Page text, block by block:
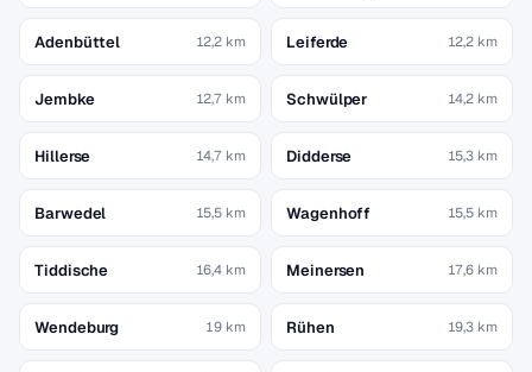
Adenbüttel 12,2 km Leiferde 12,2 km
Jembke 12,7 km Schwülper 14,2 km
Hillerse 14,7 km Didderse 15,3 km
Barwedel 15,5 km Wagenhoff 15,5 km
Tiddische 16,4 km Meinersen 17,6 km
Wendeburg 19 km Rühen 19,3 km